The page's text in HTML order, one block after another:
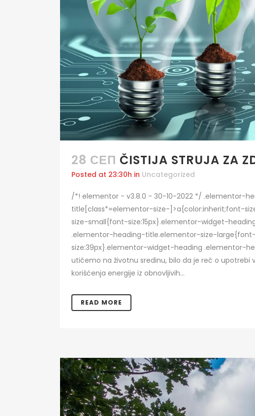
28 СЕП ČISTIJA STRUJA ZA
Posted at 23:30h in Uncategorized
/*! elementor - v3.8.0 - 30-10-2022 */ .elementor-
title[class*=elementor-size-]>a{color:inherit;font-
size-small{font-size:15px}.elementor-widget-
.elementor-heading-title.elementor-size-
size:39px}.elementor-widget-heading .elementor-
utičemo na životnu sredinu, bilo da je reč o upotrebi
korišćenja energije iz obnovljivih...
READ MORE